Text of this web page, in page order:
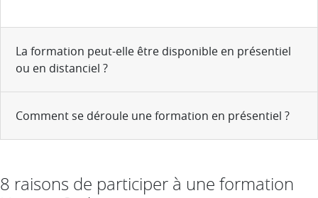
La formation peut-elle être disponible en présentiel
ou en distanciel ?
Comment se déroule une formation en présentiel ?
8 raisons de participer à une formation